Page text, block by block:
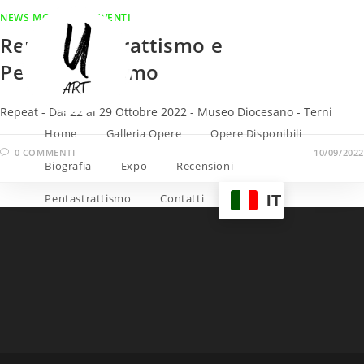
contenuto
Home Galleria Opere Opere Disponibili
Biografia Expo Recensioni
Pentastrattismo Contatti IT
NEWS MOSTRE ED EVENTI
Repeat – Astrattismo e
Pentastrattismo
Repeat - Dal 22 al 29 Ottobre 2022 - Museo Diocesano - Terni
0 COMMENTI 10/09/2022